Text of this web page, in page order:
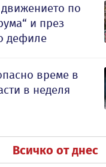
по
и през
дефиле
време в
в неделя
Всичко от днес